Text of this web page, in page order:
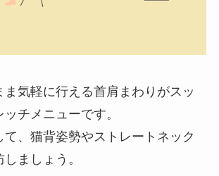
気軽に行える首肩まわりがスッ
チメニューです。
て、猫背姿勢やストレートネック
ましょう。